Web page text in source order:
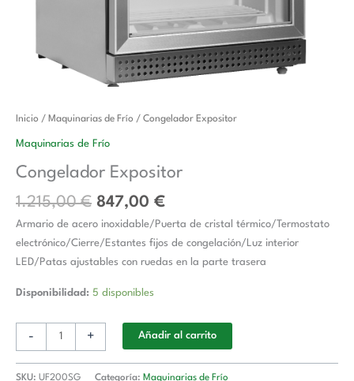
Inicio / Maquinarias de Frío / Congelador Expositor
Maquinarias de Frío
Congelador Expositor
1.215,00€
El
precio
era:
1.215,00 €.
847,00 €
El
es:
847,00 €.
Armario de acero inoxidable/Puerta de cristal térmico/Termostato
electrónico/Cierre/Estantes fijos de congelación/Luz interior
LED/Patas ajustables con ruedas en la parte trasera
Disponibilidad: 5 disponibles
-
Congelador
Expositor
+ Añadir al carrito
SKU: UF200SG Categoría: Maquinarias de Frío